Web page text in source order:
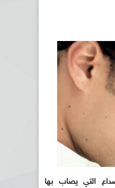
التي يصاب بها